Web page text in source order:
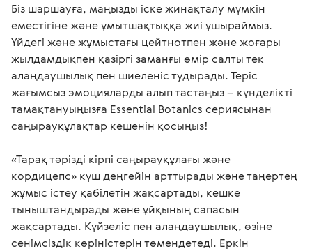
Біз шаршауға, маңызды іске жинақталу мүмкін
еместігіне және ұмытшақтыққа жиі ұшыраймыз.
Үйдегі және жұмыстағы цейтнотпен және жоғары
жылдамдықпен қазіргі заманғы өмір салты тек
алаңдаушылық пен шиеленіс тудырады. Теріс
жағымсыз эмоцияларды алып тастаңыз – күнделікті
тамақтануыңызға Essential Botanics сериясынан
саңырауқұлақтар кешенін қосыңыз!
«Тарақ тәрізді кірпі саңырауқұлағы және
кордицепс» күш деңгейін арттырады және таңертең
жұмыс істеу қабілетін жақсартады, кешке
тыныштандырады және ұйқының сапасын
жақсартады. Күйзеліс пен алаңдаушылық, өзіне
сенімсіздік көріністерін төмендетеді. Еркін